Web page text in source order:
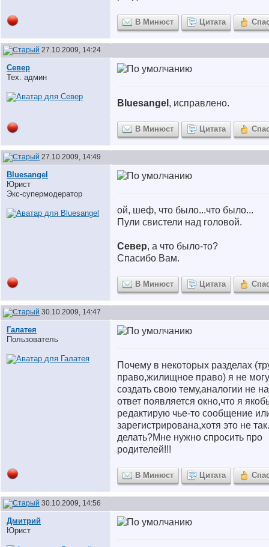
В Минюст Цитата
27.10.2009, 14:24
Север
Тех. админ
Bluesangel , исправлено.
В Минюст Цитата
27.10.2009, 14:49
Bluesangel
Юрист
Экс-супермодератор
ой, шеф, что было...что было...
Пули свистели над головой.
Север, а что было-то?
Спасибо Вам.
В Минюст Цитата
30.10.2009, 14:47
Галатея
Пользователь
Почему в некоторых разделах
право,жилищное право) я не могу
создать свою тему,аналогии не
ответ появляется окно,что я
редактирую чье-то сообщение
зарегистрирована,хотя это не
делать?Мне нужно спросить про
родителей!!!
В Минюст Цитата
30.10.2009, 14:56
Дмитрий
Юрист